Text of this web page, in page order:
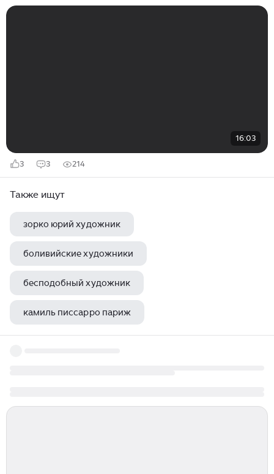
16:03
3 3 214
Также ищут
зорко юрий художник
боливийские художники
бесподобный художник
камиль писсарро париж